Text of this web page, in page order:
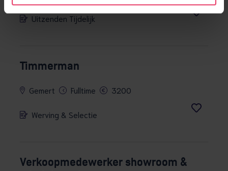
Uitzenden Tijdelijk
Timmerman
Gemert Fulltime 3200
Werving & Selectie
Verkoopmedewerker showroom &